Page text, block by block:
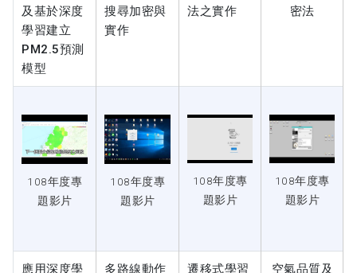
及基於深度
學習建立
PM2.5預測
模型
搜尋加密與
實作
法之實作
密法
108年度專
題影片
108年度專
題影片
108年度專
題影片
108年度專
題影片
應用深度學
多路線動作
遷移式學習
空氣品質及